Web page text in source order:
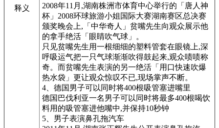
释义
2008年11月,湖南株洲市体育中心举行的「唐人神
杯」2008环球旅游小姐国际大赛湖南赛区总决赛
颁奖晚会上,「中华奇人」贫嘴先生向观众展示他
的拿手绝活「眼睛吹气球」。
只见贫嘴先生用一根细细的塑料管套在眼镜上,深
呼吸运气把一只气球渐渐吹得鼓起来,观众啧啧称
奇。而贫嘴先生表演的另一绝活「用口快速吹爆
热水袋」更让观众惊叹不已,现场掌声不断。
4、德国男子可以同时将400根吸管塞进嘴里
德国巴伐利亚一名男子可以同时将最多400根喝饮
料用的吸管塞进他嘴中,并保持10秒钟
5、男子表演鼻孔拖汽车